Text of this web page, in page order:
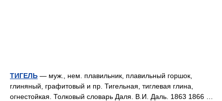
ТИГЕЛЬ — муж., нем. плавильник, плавильный горшок,
глиняный, графитовый и пр. Тигельная, тиглевая глина,
огнестойкая. Толковый словарь Даля. В.И. Даль. 1863 1866 …